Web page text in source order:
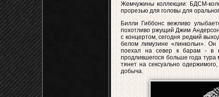
Жемчужины коллекции: БДСМ-
прорезью для головы для
Билли Гиббонс вежливо
похотливо ржущий Джим
с концертом, сегодня редкий
белом лимузине «линкольн». Он
поехал на север к барам - в
продлившегося больше года
тянет на сексуально
добыча.